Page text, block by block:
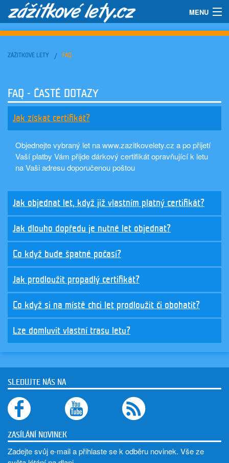
MENU
ZÁŽITKY
PILOTI
PRO FILMAŘE
GALERIE
FAQ
REZERVOVAT LET,
POKUD JIŽ MÁTE CERTIFIKÁT
ZÁŽITKOVÉ LETY FAQ
FAQ - ČASTÉ DOTAZY
Jak získat certifikát?
Objednejte vybraný let na www.zazitkovelety.cz a po přijetí
Vaší platby Vám přijde dárkový certifikát opravňující k letu
na Vaši adresu doporučenou poštou
Jak objednat let, když již vlastním platný certifikát?
Jak dlouho dopředu je nutné let objednat?
Co když bude špatné počasí?
Jak prodloužit propadlý certifikát?
Co když si na místě chci let prodloužit či obohatit?
Lze domluvit vlastní trasu letu?
SLEDUJTE NÁS NA
ZASÍLÁNÍ NOVINEK
Zadejte svůj e-mail a přihlaste se k odběru novinek. Vše ze